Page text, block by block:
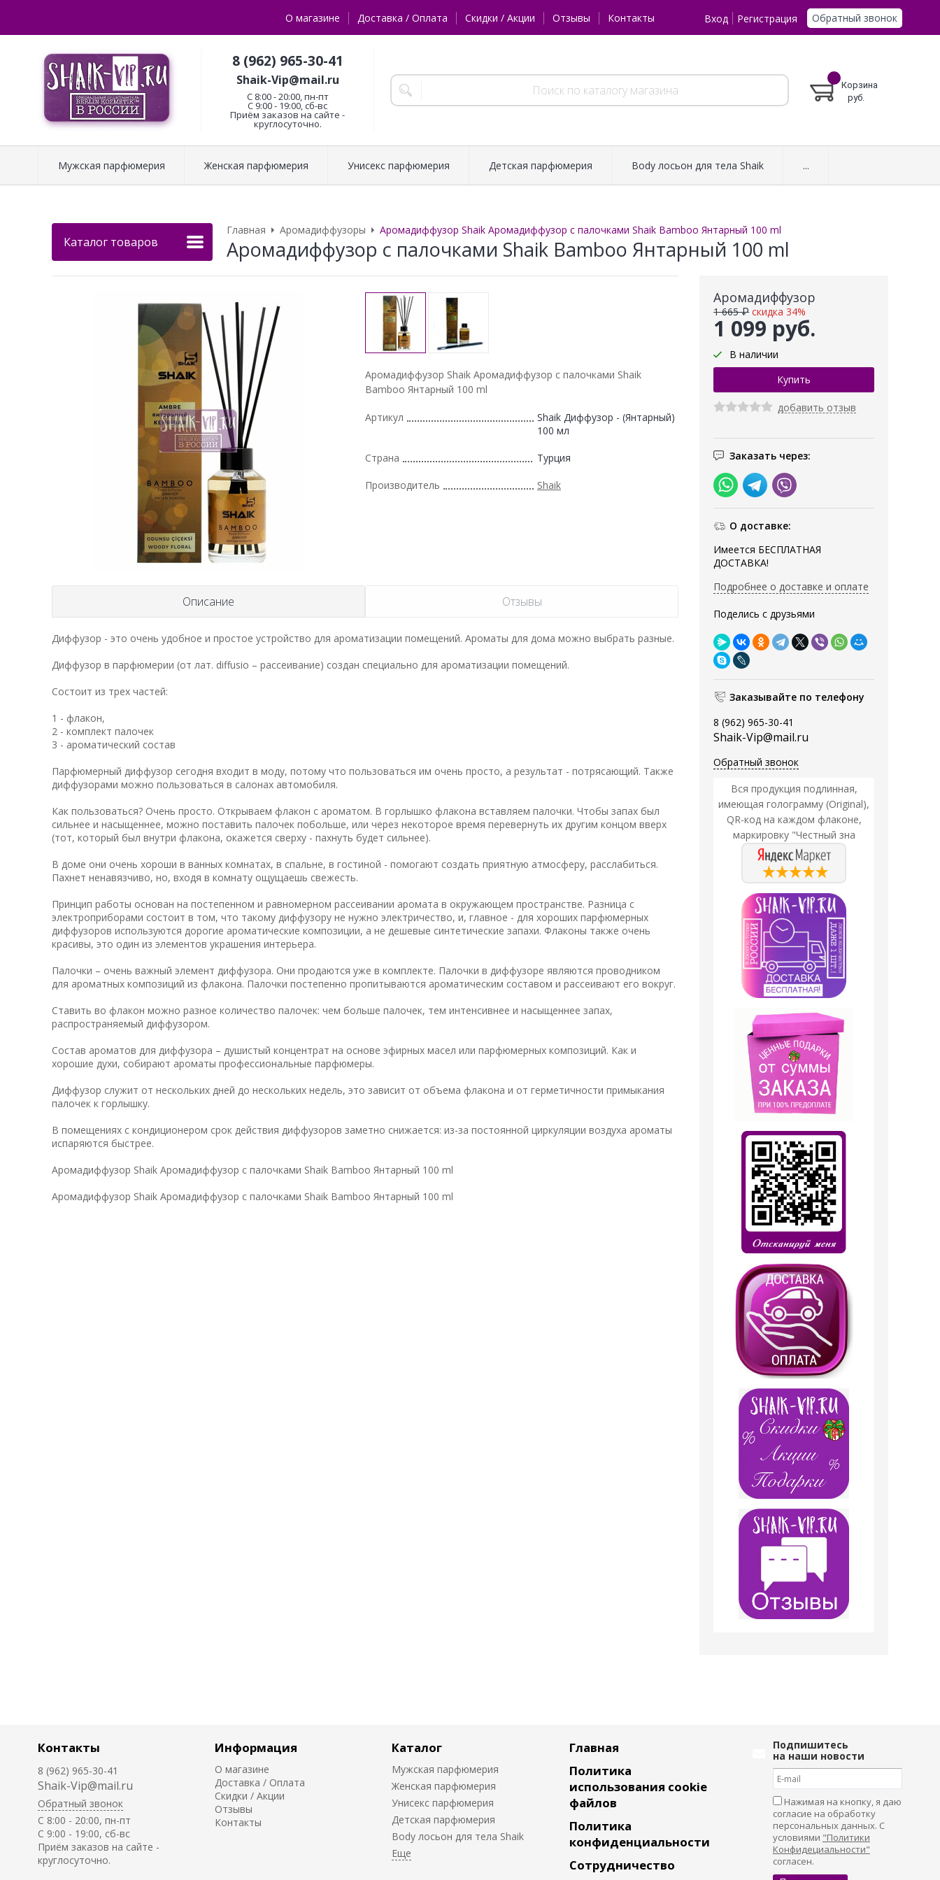
О магазине Доставка / Оплата Скидки / Акции Отзывы Контакты Вход Регистрация Обратный звонок
8 (962) 965-30-41
Shaik-Vip@mail.ru
C 8:00 - 20:00, пн-пт
С 9:00 - 19:00, сб-вс
Приём заказов на сайте -
круглосуточно.
Корзина
руб.
Мужская парфюмерия Женская парфюмерия Унисекс парфюмерия Детская парфюмерия Body лосьон для тела Shaik ...
Каталог товаров
Главная Аромадиффузоры Аромадиффузор Shaik Аромадиффузор с палочками Shaik Bamboo Янтарный 100 ml
Аромадиффузор с палочками Shaik Bamboo Янтарный 100 ml
Аромадиффузор
1 099 руб.
1 665 ₽ скидка 34%
В наличии
добавить отзыв
Заказать через:
О доставке:
Имеется БЕСПЛАТНАЯ
ДОСТАВКА!
Подробнее о доставке и оплате
Поделись с друзьями
Заказывайте по телефону
8 (962) 965-30-41
Shaik-Vip@mail.ru
Обратный звонок
Вся продукция подлинная,
имеющая голограмму (Original),
QR-код на каждом флаконе,
маркировку "Честный зна
Аромадиффузор Shaik Аромадиффузор с палочками Shaik
Bamboo Янтарный 100 ml
Артикул
Shaik Диффузор - (Янтарный)
100 мл
Страна Турция
Производитель Shaik
Описание Отзывы
Диффузор - это очень удобное и простое устройство для ароматизации помещений. Ароматы для дома можно выбрать разные.
Диффузор в парфюмерии (от лат. diffusio – рассеивание) создан специально для ароматизации помещений.
Состоит из трех частей:
1 - флакон,
2 - комплект палочек
3 - ароматический состав
Парфюмерный диффузор сегодня входит в моду, потому что пользоваться им очень просто, а результат - потрясающий. Также
диффузорами можно пользоваться в салонах автомобиля.
Как пользоваться? Очень просто. Открываем флакон с ароматом. В горлышко флакона вставляем палочки. Чтобы запах был
сильнее и насыщеннее, можно поставить палочек побольше, или через некоторое время перевернуть их другим концом вверх
(тот, который был внутри флакона, окажется сверху - пахнуть будет сильнее).
В доме они очень хороши в ванных комнатах, в спальне, в гостиной - помогают создать приятную атмосферу, расслабиться.
Пахнет ненавязчиво, но, входя в комнату ощущаешь свежесть.
Принцип работы основан на постепенном и равномерном рассеивании аромата в окружающем пространстве. Разница с
электроприборами состоит в том, что такому диффузору не нужно электричество, и, главное - для хороших парфюмерных
диффузоров используются дорогие ароматические композиции, а не дешевые синтетические запахи. Флаконы также очень
красивы, это один из элементов украшения интерьера.
Палочки – очень важный элемент диффузора. Они продаются уже в комплекте. Палочки в диффузоре являются проводником
для ароматных композиций из флакона. Палочки постепенно пропитываются ароматическим составом и рассеивают его вокруг.
Ставить во флакон можно разное количество палочек: чем больше палочек, тем интенсивнее и насыщеннее запах,
распространяемый диффузором.
Состав ароматов для диффузора – душистый концентрат на основе эфирных масел или парфюмерных композиций. Как и
хорошие духи, собирают ароматы профессиональные парфюмеры.
Диффузор служит от нескольких дней до нескольких недель, это зависит от объема флакона и от герметичности примыкания
палочек к горлышку.
В помещениях с кондиционером срок действия диффузоров заметно снижается: из-за постоянной циркуляции воздуха ароматы
испаряются быстрее.
Аромадиффузор Shaik Аромадиффузор с палочками Shaik Bamboo Янтарный 100 ml
Аромадиффузор Shaik Аромадиффузор с палочками Shaik Bamboo Янтарный 100 ml
Контакты
8 (962) 965-30-41
Shaik-Vip@mail.ru
Обратный звонок
C 8:00 - 20:00, пн-пт
С 9:00 - 19:00, сб-вс
Приём заказов на сайте -
круглосуточно.
Информация
О магазине
Доставка / Оплата
Скидки / Акции
Отзывы
Контакты
Каталог
Мужская парфюмерия
Женская парфюмерия
Унисекс парфюмерия
Детская парфюмерия
Body лосьон для тела Shaik
Главная
Политика
использования cookie
файлов
Политика
конфиденциальности
Сотрудничество
Подпишитесь
на наши новости
Нажимая на кнопку, я даю
согласие на обработку
персональных данных. С
условиями "Политики
Конфидециальности"
согласен.